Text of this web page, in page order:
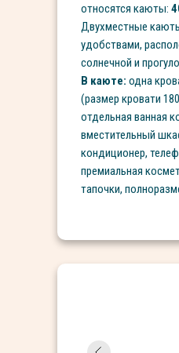
относятся каюты:
Двухместные
удобствами,
солнечной и
В каюте: одна
(размер кровати
отдельная ванная
вместительный
кондиционер,
премиальная
тапочки,